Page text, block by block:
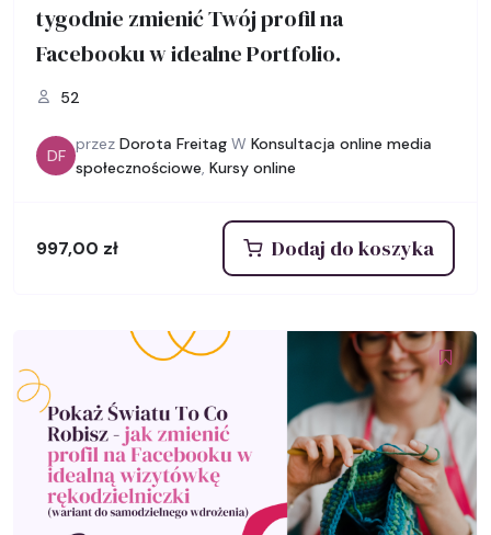
tygodnie zmienić Twój profil na
Facebooku w idealne Portfolio.
52
DF
przez Dorota Freitag W Konsultacja online media
społecznościowe, Kursy online
997,00 zł Dodaj do koszyka